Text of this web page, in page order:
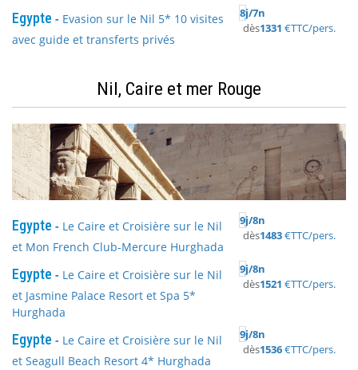
Egypte - Evasion sur le Nil 5* 10 visites
avec guide et transferts privés
8j/7n
dès1331 €TTC/pers.
Nil, Caire et mer Rouge
Egypte - Le Caire et Croisière sur le Nil
et Mon French Club-Mercure Hurghada
9j/8n
dès1483€TTC/pers.
Egypte - Le Caire et Croisière sur le Nil
et Jasmine Palace Resort et Spa 5*
Hurghada
9j/8n
dès1521 €TTC/pers.
Egypte - Le Caire et Croisière sur le Nil
et Seagull Beach Resort 4* Hurghada
9j/8n
dès1536€TTC/pers.